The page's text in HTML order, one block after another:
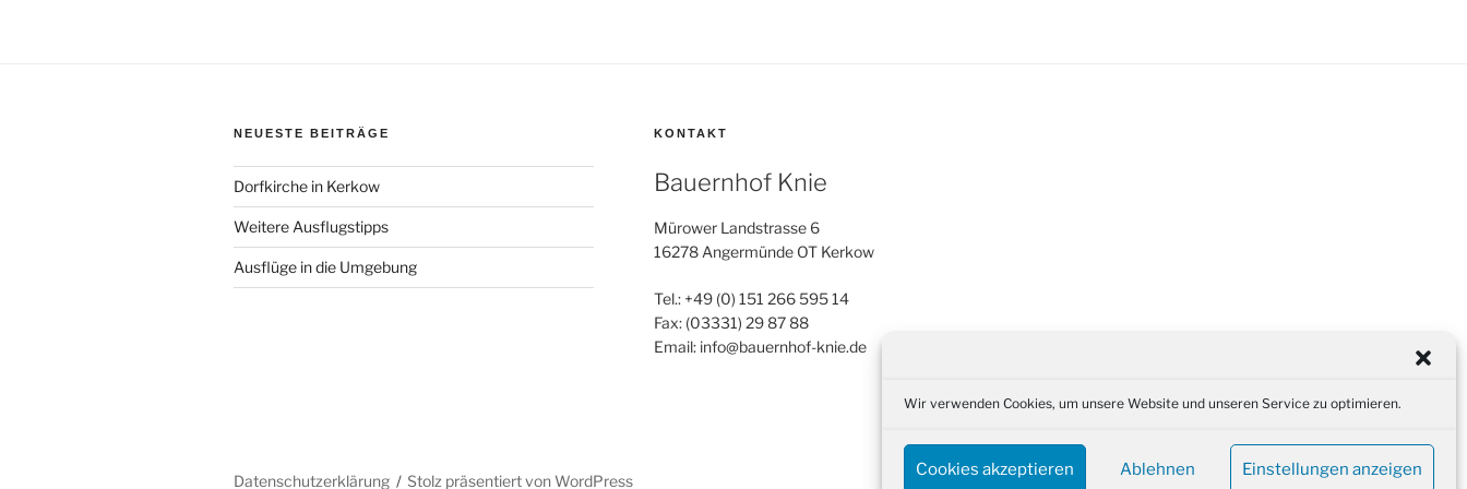
Wir verwenden Cookies, um unsere Website und unseren Service zu optimieren.
Cookies akzeptieren Ablehnen Einstellungen anzeigen
NEUESTE BEITRÄGE
Dorfkirche in Kerkow
Weitere Ausflugstipps
Ausflüge in die Umgebung
KONTAKT
Bauernhof Knie
Mürower Landstrasse 6
16278 Angermünde OT Kerkow
Tel.: +49 (0) 151 266 595 14
Fax: (03331) 29 87 88
Email: info@bauernhof-knie.de
Datenschutzerklärung Stolz präsentiert von WordPress